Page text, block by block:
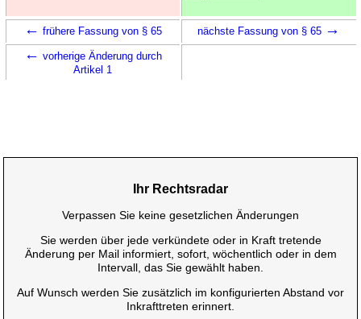
← frühere Fassung von § 65 nächste Fassung von § 65 →
← vorherige Änderung durch
Artikel 1
Ihr Rechtsradar
Verpassen Sie keine gesetzlichen Änderungen
Sie werden über jede verkündete oder in Kraft tretende
Änderung per Mail informiert, sofort, wöchentlich oder in dem
Intervall, das Sie gewählt haben.
Auf Wunsch werden Sie zusätzlich im konfigurierten Abstand vor
Inkrafttreten erinnert.